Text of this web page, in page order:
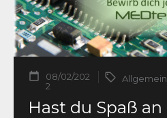
08/02/202
2
Allgemein
Hast du Spaß an